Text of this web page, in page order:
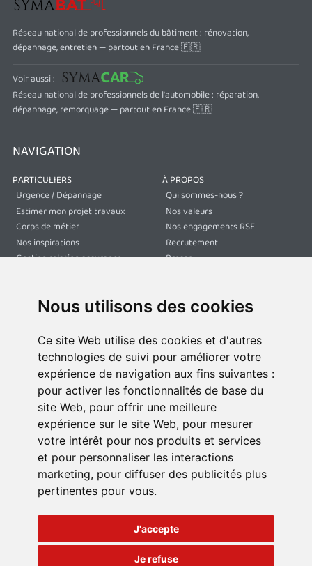
Réseau national de professionnels du bâtiment : rénovation,
dépannage, entretien — partout en France 🇫🇷
Voir aussi :
Réseau national de professionnels de l'automobile : réparation,
dépannage, remorquage — partout en France 🇫🇷
NAVIGATION
PARTICULIERS
Urgence / Dépannage
Estimer mon projet travaux
Corps de métier
Nos inspirations
Gestion relation assurance
Immobiliers
Extranet Partenaires
À PROPOS
Qui sommes-nous ?
Nos valeurs
Nos engagements RSE
Recrutement
Presse
Tiers de confiance
CONTACT
Siège : 18 rue du parc, 67205 OBERHAUSBERGEN, BAS-RHIN, France
contact@symabat.fr
03 69 57 97 97
SYMABAT France. Tous droits réservés.
Mentions légales
Nous utilisons des cookies
Ce site Web utilise des cookies et d'autres
technologies de suivi pour améliorer votre
expérience de navigation aux fins suivantes :
pour activer les fonctionnalités de base du
site Web, pour offrir une meilleure
expérience sur le site Web, pour mesurer
votre intérêt pour nos produits et services
et pour personnaliser les interactions
marketing, pour diffuser des publicités plus
pertinentes pour vous.
J'accepte
Je refuse